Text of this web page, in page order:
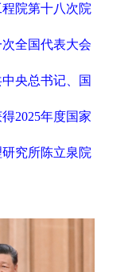
院第十八次院
全国代表大会
央总书记、国
2025年度国家
究所陈立泉院